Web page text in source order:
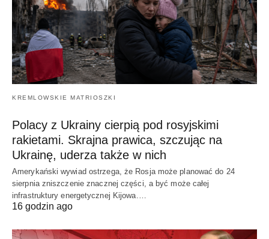
KREMLOWSKIE MATRIOSZKI
Polacy z Ukrainy cierpią pod rosyjskimi
rakietami. Skrajna prawica, szczując na
Ukrainę, uderza także w nich
Amerykański wywiad ostrzega, że Rosja może planować do 24
sierpnia zniszczenie znacznej części, a być może całej
infrastruktury energetycznej Kijowa.…
16 godzin ago